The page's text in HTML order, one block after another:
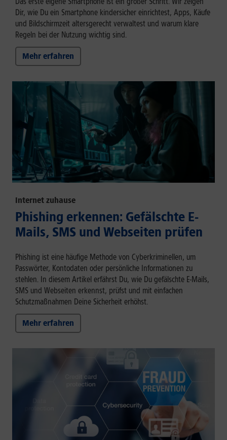
Dir, wie Du ein Smartphone kindersicher einrichtest, Apps, Käufe
und Bildschirmzeit altersgerecht verwaltest und warum klare
Regeln bei der Nutzung wichtig sind.
Mehr erfahren
Internet zuhause
Phishing erkennen: Gefälschte E-
Mails, SMS und Webseiten prüfen
Phishing ist eine häufige Methode von Cyberkriminellen, um
Passwörter, Kontodaten oder persönliche Informationen zu
stehlen. In diesem Artikel erfährst Du, wie Du gefälschte E-Mails,
SMS und Webseiten erkennst, prüfst und mit einfachen
Schutzmaßnahmen Deine Sicherheit erhöhst.
Mehr erfahren